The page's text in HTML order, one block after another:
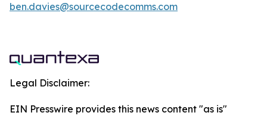
ben.davies@sourcecodecomms.com
Legal Disclaimer:
EIN Presswire provides this news content "as is"